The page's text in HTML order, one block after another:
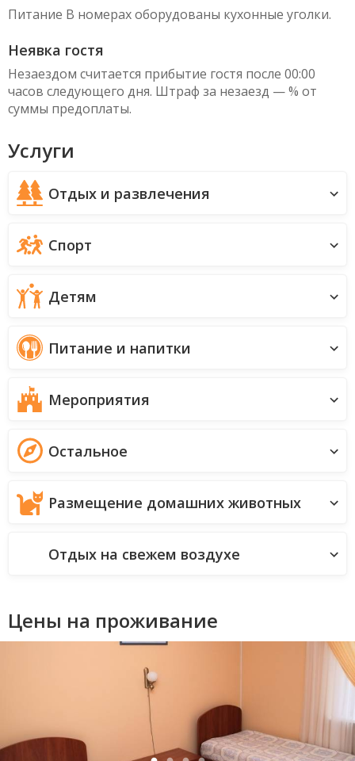
Питание В номерах оборудованы кухонные уголки.
Неявка гостя
Незаездом считается прибытие гостя после 00:00
часов следующего дня. Штраф за незаезд — % от
суммы предоплаты.
Услуги
Отдых и развлечения
Спорт
Детям
Питание и напитки
Мероприятия
Остальное
Размещение домашних животных
Отдых на свежем воздухе
Цены на проживание